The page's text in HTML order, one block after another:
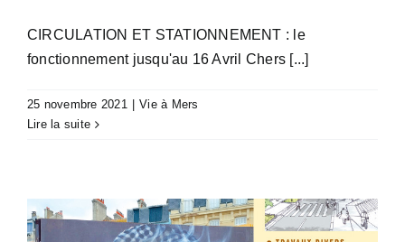
CIRCULATION ET STATIONNEMENT : le
fonctionnement jusqu'au 16 Avril Chers [...]
25 novembre 2021
Vie à Mers
Lire la suite